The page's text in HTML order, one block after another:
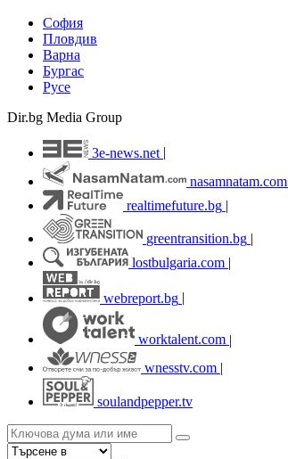
София
Пловдив
Варна
Бургас
Русе
Dir.bg Media Group
3e-news.net
nasamnatam.com
realtimefuture.bg |
greentransition.bg |
lostbulgaria.com |
webreport.bg
worktalent.com |
wnesstv.com |
soulandpepper.tv